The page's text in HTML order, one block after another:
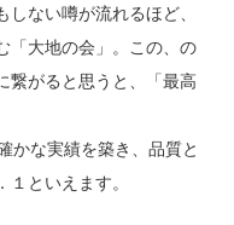
しない噂が流れるほど、
「大地の会」。この、の
繋がると思うと、「最高
かな実績を築き、品質と
といえます。